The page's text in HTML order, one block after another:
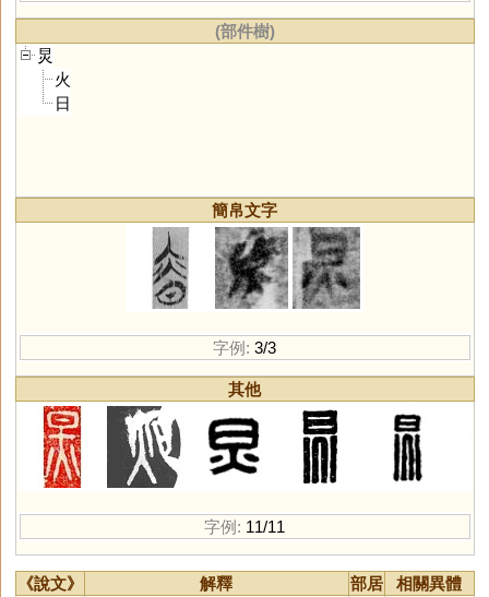
(部件樹)
炅
火
日
簡帛文字
字例: 3/3
其他
字例: 11/11
《說文》 解釋 部居
相關異體